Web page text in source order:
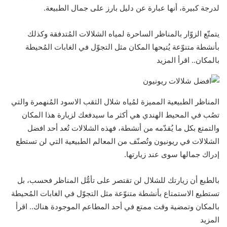
لدرجة كبيرة، أنها عبارة عن دليل بارز على جمال الطبيعة.
يتمتّع الزوّار بالمناظر الساحرة لمياه الشلالات المُتدفقة وكذلك
بأنشطة متنوّعة يُتيحها المكان مثل التجوّل في الغابات المُحيطة
بالمكان.. اقرأ المزيد
المناظر الطبيعية المميزة لمُياه شلال الثقب الاسود المُنهمرة والتي
تصُب في المحيط الهندي هي أكثر ما سيدفعك لزيارة هذا المكان
والتمتع بكل ما يُقدّمه من أنشطة، فهذه الشلالات تُعد أحد افضل
الشلالات في ريونيون وتُصنّف من المعالم الطبيعية التي لن تستطع
إدراك جمالها سوى عند زيارتها.
بالطبع أن زيارتك للشلال لن تقتصر على تأمُّل المناظر فحسب، بل
تستطيع الاستمتاع بأنشطة متنوّعة مثل التجوّل في الغابات المُحيطة
بالمكان وتمضية وقت ممتع في أحد المطاعم الموجودة هناك.. اقرأ
المزيد